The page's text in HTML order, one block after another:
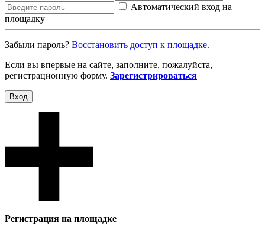
Автоматический вход на
площадку
Забыли пароль? Восcтановить доступ к площадке.
Если вы впервые на сайте, заполните, пожалуйста,
регистрационную форму. Зарегистрироваться
Вход
Регистрация на площадке